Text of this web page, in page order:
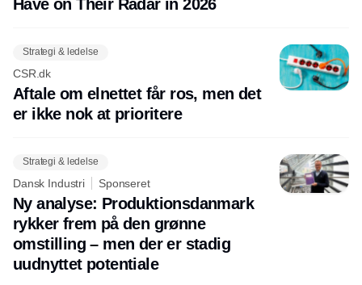
Have on Their Radar in 2026
Strategi & ledelse
CSR.dk
Aftale om elnettet får ros, men det
er ikke nok at prioritere
Strategi & ledelse
Dansk Industri Sponseret
Ny analyse: Produktionsdanmark
rykker frem på den grønne
omstilling – men der er stadig
uudnyttet potentiale